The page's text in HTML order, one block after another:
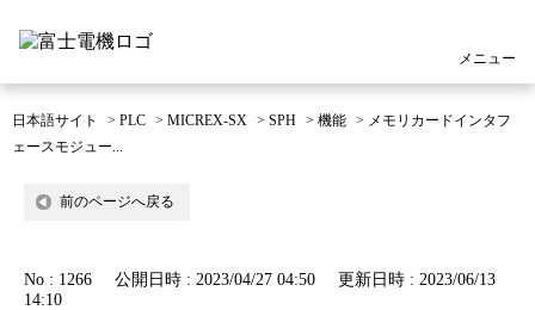
メニュー
日本語サイト > PLC > MICREX-SX > SPH > 機能 > メモリカードインタフ
ェースモジュー...
前のページへ戻る
No : 1266 公開日時 : 2023/04/27 04:50
更新日時 : 2023/06/13
14:10